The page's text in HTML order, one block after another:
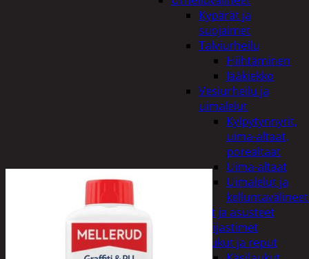
Kypärät ja
suojaimet
Talviurheilu
Hiihtäminen
Jääkiekko
Vesiurheilu ja
uimalelut
Kylpytynnyrit,
uima-altaat,
porealtaat
Uima-altaat
Uimalelut ja
kelluntavälineet
Vaatteet ja asusteet
Heijastimet
Laukut ja reput